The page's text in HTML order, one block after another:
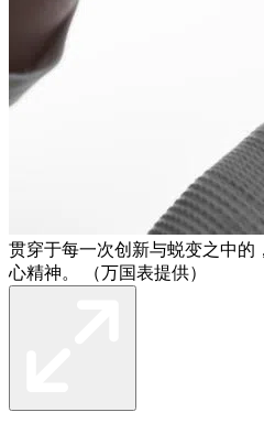
贯穿于每一次创新与蜕变之中的
心精神。 （万国表提供）